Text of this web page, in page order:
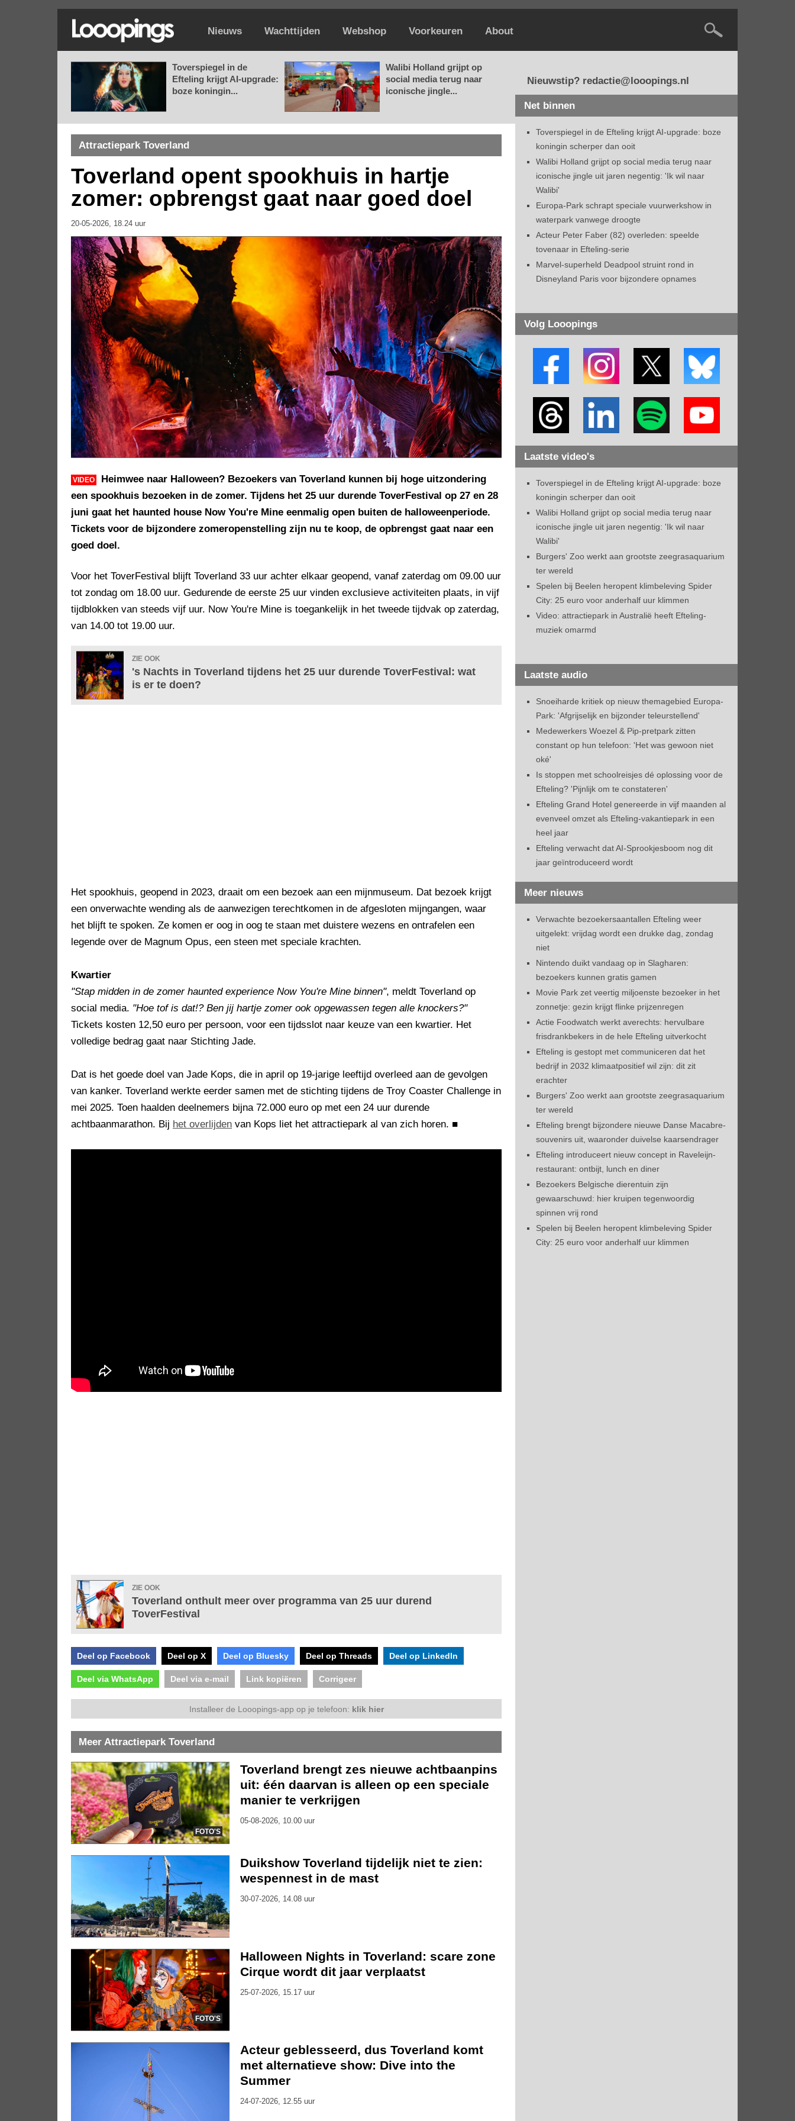
Nieuws Wachttijden Webshop Voorkeuren About
Toverspiegel in de
Efteling krijgt AI-upgrade:
boze koningin...
Walibi Holland grijpt op
social media terug naar
iconische jingle...
Attractiepark Toverland
Toverland opent spookhuis in hartje
zomer: opbrengst gaat naar goed doel
20-05-2026, 18.24 uur
VIDEO
Heimwee naar Halloween? Bezoekers van Toverland kunnen bij hoge uitzondering
een spookhuis bezoeken in de zomer. Tijdens het 25 uur durende ToverFestival op 27 en 28
juni gaat het haunted house Now You're Mine eenmalig open buiten de halloweenperiode.
Tickets voor de bijzondere zomeropenstelling zijn nu te koop, de opbrengst gaat naar een
goed doel.
Voor het ToverFestival blijft Toverland 33 uur achter elkaar geopend, vanaf zaterdag om 09.00 uur
tot zondag om 18.00 uur. Gedurende de eerste 25 uur vinden exclusieve activiteiten plaats, in vijf
tijdblokken van steeds vijf uur. Now You're Mine is toegankelijk in het tweede tijdvak op zaterdag,
van 14.00 tot 19.00 uur.
ZIE OOK
's Nachts in Toverland tijdens het 25 uur durende ToverFestival: wat
is er te doen?
Het spookhuis, geopend in 2023, draait om een bezoek aan een mijnmuseum. Dat bezoek krijgt
een onverwachte wending als de aanwezigen terechtkomen in de afgesloten mijngangen, waar
het blijft te spoken. Ze komen er oog in oog te staan met duistere wezens en ontrafelen een
legende over de Magnum Opus, een steen met speciale krachten.
Kwartier
"Stap midden in de zomer haunted experience Now You're Mine binnen", meldt Toverland op
social media. "Hoe tof is dat!? Ben jij hartje zomer ook opgewassen tegen alle knockers?"
Tickets kosten 12,50 euro per persoon, voor een tijdsslot naar keuze van een kwartier. Het
volledige bedrag gaat naar Stichting Jade.
Dat is het goede doel van Jade Kops, die in april op 19-jarige leeftijd overleed aan de gevolgen
van kanker. Toverland werkte eerder samen met de stichting tijdens de Troy Coaster Challenge in
mei 2025. Toen haalden deelnemers bijna 72.000 euro op met een 24 uur durende
achtbaanmarathon. Bij het overlijden van Kops liet het attractiepark al van zich horen. ■
ZIE OOK
Toverland onthult meer over programma van 25 uur durend
ToverFestival
Deel op Facebook Deel op X Deel op Bluesky Deel op Threads Deel op LinkedIn
Deel via WhatsApp Deel via e-mail Link kopiëren Corrigeer
Installeer de Looopings-app op je telefoon: klik hier
Meer Attractiepark Toverland
FOTO'S
Toverland brengt zes nieuwe achtbaanpins
uit: één daarvan is alleen op een speciale
manier te verkrijgen
05-08-2026, 10.00 uur
Duikshow Toverland tijdelijk niet te zien:
wespennest in de mast
30-07-2026, 14.08 uur
FOTO'S
Halloween Nights in Toverland: scare zone
Cirque wordt dit jaar verplaatst
25-07-2026, 15.17 uur
Acteur geblesseerd, dus Toverland komt
met alternatieve show: Dive into the
Summer
24-07-2026, 12.55 uur
Nieuwstip? redactie@looopings.nl
Net binnen
Toverspiegel in de Efteling krijgt AI-upgrade: boze
koningin scherper dan ooit
Walibi Holland grijpt op social media terug naar
iconische jingle uit jaren negentig: 'Ik wil naar
Walibi'
Europa-Park schrapt speciale vuurwerkshow in
waterpark vanwege droogte
Acteur Peter Faber (82) overleden: speelde
tovenaar in Efteling-serie
Marvel-superheld Deadpool struint rond in
Disneyland Paris voor bijzondere opnames
Volg Looopings
Laatste video's
Toverspiegel in de Efteling krijgt AI-upgrade: boze
koningin scherper dan ooit
Walibi Holland grijpt op social media terug naar
iconische jingle uit jaren negentig: 'Ik wil naar
Walibi'
Burgers' Zoo werkt aan grootste zeegrasaquarium
ter wereld
Spelen bij Beelen heropent klimbeleving Spider
City: 25 euro voor anderhalf uur klimmen
Video: attractiepark in Australië heeft Efteling-
muziek omarmd
Laatste audio
Snoeiharde kritiek op nieuw themagebied Europa-
Park: 'Afgrijselijk en bijzonder teleurstellend'
Medewerkers Woezel & Pip-pretpark zitten
constant op hun telefoon: 'Het was gewoon niet
oké'
Is stoppen met schoolreisjes dé oplossing voor de
Efteling? 'Pijnlijk om te constateren'
Efteling Grand Hotel genereerde in vijf maanden al
evenveel omzet als Efteling-vakantiepark in een
heel jaar
Efteling verwacht dat AI-Sprookjesboom nog dit
jaar geïntroduceerd wordt
Meer nieuws
Verwachte bezoekersaantallen Efteling weer
uitgelekt: vrijdag wordt een drukke dag, zondag
niet
Nintendo duikt vandaag op in Slagharen:
bezoekers kunnen gratis gamen
Movie Park zet veertig miljoenste bezoeker in het
zonnetje: gezin krijgt flinke prijzenregen
Actie Foodwatch werkt averechts: hervulbare
frisdrankbekers in de hele Efteling uitverkocht
Efteling is gestopt met communiceren dat het
bedrijf in 2032 klimaatpositief wil zijn: dit zit
erachter
Burgers' Zoo werkt aan grootste zeegrasaquarium
ter wereld
Efteling brengt bijzondere nieuwe Danse Macabre-
souvenirs uit, waaronder duivelse kaarsendrager
Efteling introduceert nieuw concept in Raveleijn-
restaurant: ontbijt, lunch en diner
Bezoekers Belgische dierentuin zijn
gewaarschuwd: hier kruipen tegenwoordig
spinnen vrij rond
Spelen bij Beelen heropent klimbeleving Spider
City: 25 euro voor anderhalf uur klimmen